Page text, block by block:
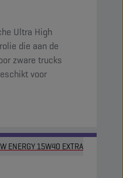
Ultra High
die aan de
zware trucks
voor
ENERGY 15W40 EXTRA